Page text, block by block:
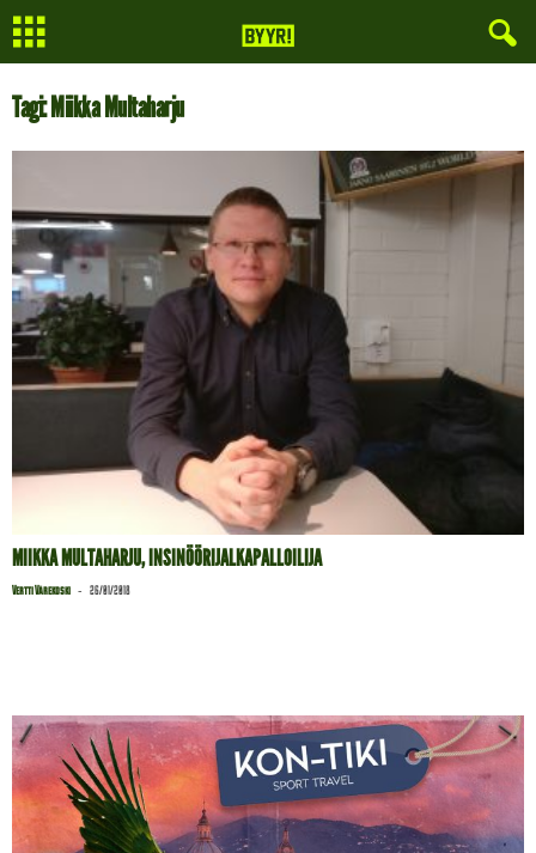
Tagi: Miikka Multaharju
MIIKKA MULTAHARJU, INSINÖÖRIJALKAPALLOILIJA
Vertti Värekoski - 26/01/2018